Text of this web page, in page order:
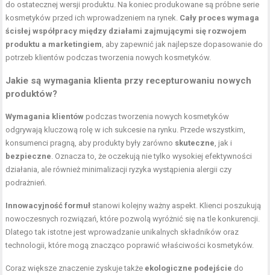
do ostatecznej wersji produktu. Na koniec produkowane są próbne serie
kosmetyków przed ich wprowadzeniem na rynek. Cały proces wymaga
ścisłej współpracy między działami zajmującymi się rozwojem
produktu a marketingiem, aby zapewnić jak najlepsze dopasowanie do
potrzeb klientów podczas tworzenia nowych kosmetyków.
Jakie są wymagania klienta przy recepturowaniu nowych
produktów?
Wymagania klientów podczas tworzenia nowych kosmetyków
odgrywają kluczową rolę w ich sukcesie na rynku. Przede wszystkim,
konsumenci pragną, aby produkty były zarówno skuteczne, jak i
bezpieczne. Oznacza to, że oczekują nie tylko wysokiej efektywności
działania, ale również minimalizacji ryzyka wystąpienia alergii czy
podrażnień.
Innowacyjność formuł stanowi kolejny ważny aspekt. Klienci poszukują
nowoczesnych rozwiązań, które pozwolą wyróżnić się na tle konkurencji.
Dlatego tak istotne jest wprowadzanie unikalnych składników oraz
technologii, które mogą znacząco poprawić właściwości kosmetyków.
Coraz większe znaczenie zyskuje także ekologiczne podejście do